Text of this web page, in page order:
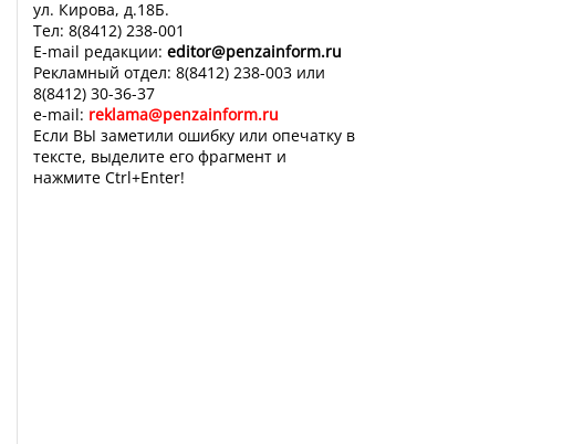
ул. Кирова, д.18Б.
Тел: 8(8412) 238-001
E-mail редакции: editor@penzainform.ru
Рекламный отдел: 8(8412) 238-003 или
8(8412) 30-36-37
e-mail: reklama@penzainform.ru
Если ВЫ заметили ошибку или опечатку в
тексте, выделите его фрагмент и
нажмите Ctrl+Enter!